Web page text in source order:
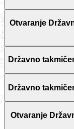
Otvaranje
Državno
Državno
Otvaranje